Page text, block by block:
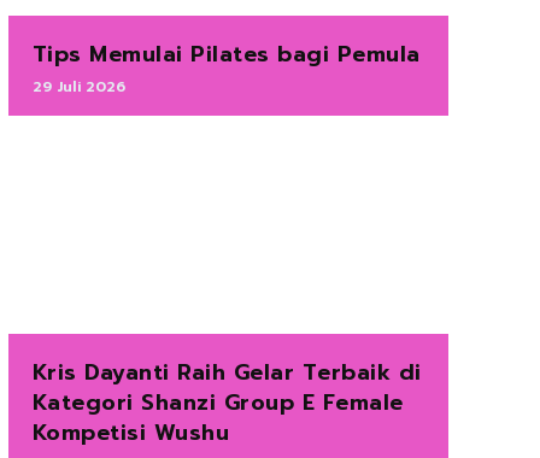
Tips Memulai Pilates bagi Pemula
29 Juli 2026
Kris Dayanti Raih Gelar Terbaik di
Kategori Shanzi Group E Female
Kompetisi Wushu